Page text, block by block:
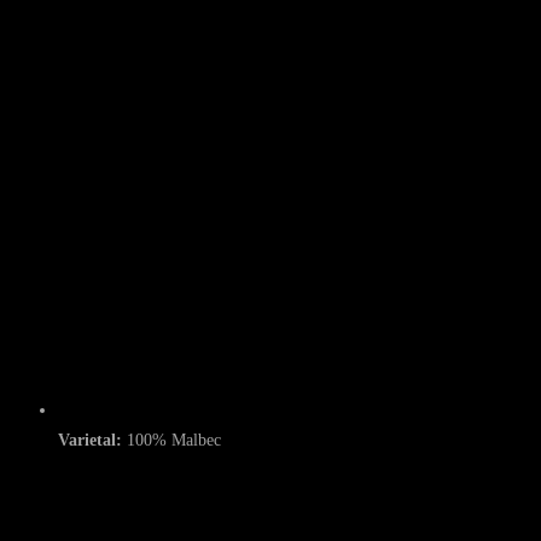
Varietal: 100% Malbec